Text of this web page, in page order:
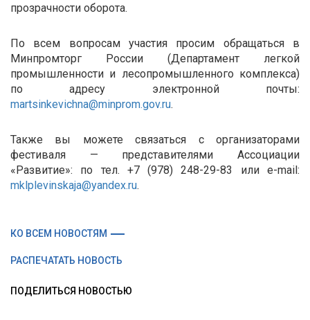
прозрачности оборота.
По всем вопросам участия просим обращаться в
Минпромторг России (Департамент легкой
промышленности и лесопромышленного комплекса)
по адресу электронной почты:
martsinkevichna@minprom.gov.ru.
Также вы можете связаться с организаторами
фестиваля — представителями Ассоциации
«Развитие»: по тел. +7 (978) 248-29-83 или e-mail:
mklplevinskaja@yandex.ru.
КО ВСЕМ НОВОСТЯМ
РАСПЕЧАТАТЬ НОВОСТЬ
ПОДЕЛИТЬСЯ НОВОСТЬЮ